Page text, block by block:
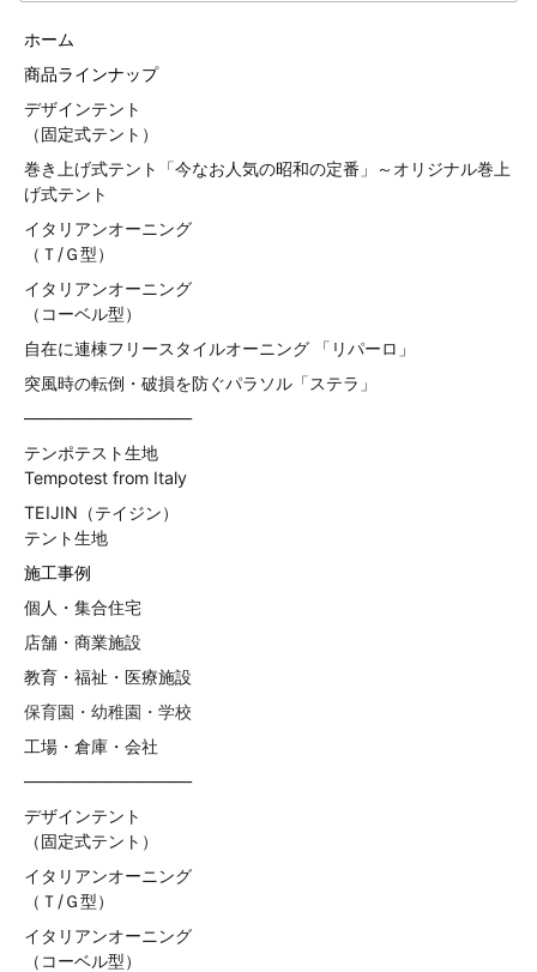
ホーム
商品ラインナップ
デザインテント
（固定式テント）
巻き上げ式テント「今なお人気の昭和の定番」～オリジナル巻上
げ式テント
イタリアンオーニング
（Ｔ/Ｇ型）
イタリアンオーニング
（コーベル型）
自在に連棟フリースタイルオーニング 「リパーロ」
突風時の転倒・破損を防ぐパラソル「ステラ」
——————————
テンポテスト生地
Tempotest from Italy
TEIJIN（テイジン）
テント生地
施工事例
個人・集合住宅
店舗・商業施設
教育・福祉・医療施設
保育園・幼稚園・学校
工場・倉庫・会社
——————————
デザインテント
（固定式テント）
イタリアンオーニング
（Ｔ/Ｇ型）
イタリアンオーニング
（コーベル型）